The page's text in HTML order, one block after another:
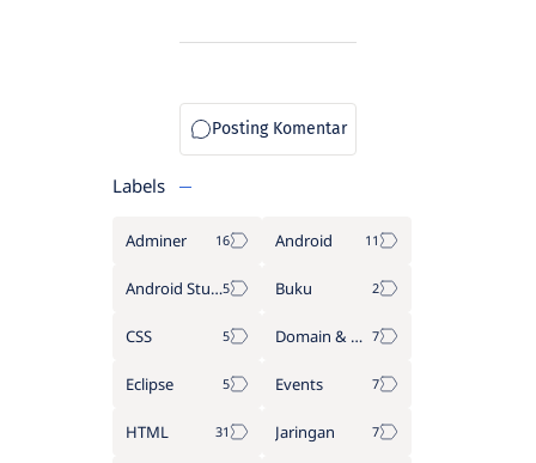
Labels
Adminer Android
Android Studio Buku
CSS Domain & Hosting
Eclipse Events
HTML Jaringan